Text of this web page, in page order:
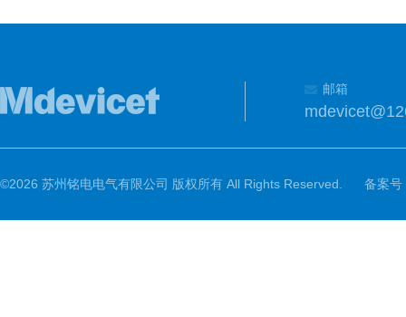
邮箱
©2026 苏州铭电电气有限公司 版权所有 All Rights Reserved. 备案号